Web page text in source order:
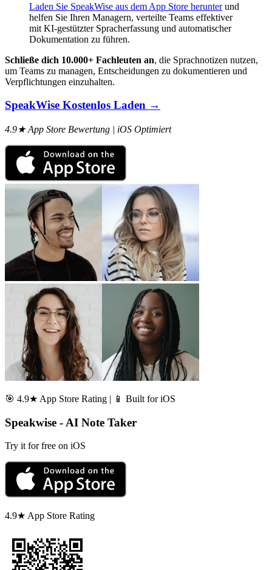
Laden Sie SpeakWise aus dem App Store herunterund
helfen Sie Ihren Managern, verteilte Teams effektiver
mit KI-gestützter Spracherfassung und automatischer
Dokumentation zu führen.
Schließe dich 10.000+ Fachleuten an, die Sprachnotizen nutzen,
um Teams zu managen, Entscheidungen zu dokumentieren und
Verpflichtungen einzuhalten.
SpeakWise Kostenlos Laden →
4.9★ App Store Bewertung | iOS Optimiert
🎯 4.9★ App Store Rating | 📱 Built for iOS
Speakwise - AI Note Taker
Try it for free on iOS
4.9★ App Store Rating